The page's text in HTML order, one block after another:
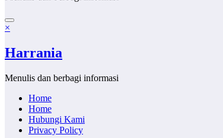
×
Harrania
Menulis dan berbagi informasi
Home
Home
Hubungi Kami
Privacy Policy